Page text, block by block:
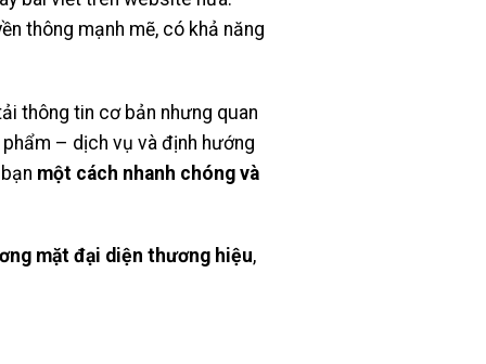
thông mạnh mẽ, có khả năng
thông tin cơ bản nhưng quan
– dịch vụ và định hướng
một cách nhanh chóng và
mặt đại diện thương hiệu,